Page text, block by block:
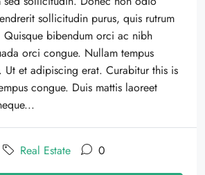
sollicitudin purus, quis rutrum
Quisque bibendum orci ac nibh
orci congue. Nullam tempus
Ut et adipiscing erat. Curabitur this is
congue. Duis mattis laoreet
Real Estate 0